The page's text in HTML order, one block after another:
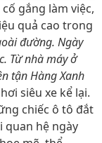
gắng làm việc,
quả cao trong
đường. Ngày
Từ nhà máy ở
tận Hàng Xanh
siêu xe kể lại.
chiếc ô tô đắt
quan hệ ngày